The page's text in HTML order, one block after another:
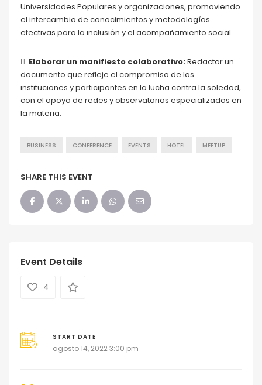
Universidades Populares y organizaciones, promoviendo
el intercambio de conocimientos y metodologías
efectivas para la inclusión y el acompañamiento social.
 Elaborar un manifiesto colaborativo:Redactar un
documento que refleje el compromiso de las
instituciones y participantes en la lucha contra la soledad,
con el apoyo de redes y observatorios especializados en
la materia.
BUSINESS CONFERENCE EVENTS HOTEL MEETUP
SHARE THIS EVENT
Event Details
4
START DATE
agosto 14, 2022 3:00 pm